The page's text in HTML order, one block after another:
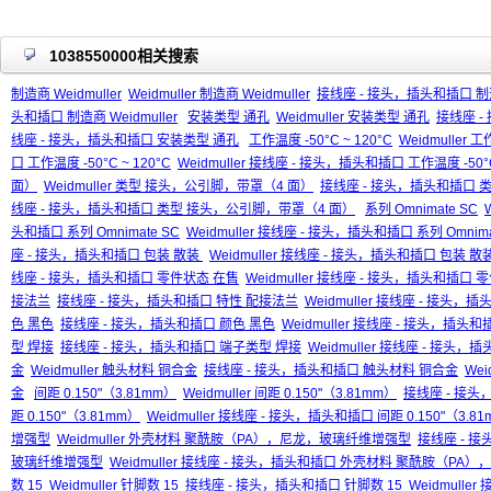
1038550000相关搜索
制造商 Weidmuller Weidmuller 制造商 Weidmuller 接线座 - 接头，插头和插口
头和插口 制造商 Weidmuller
安装类型 通孔 Weidmuller 安装类型 通孔 接线座 -
线座 - 接头，插头和插口 安装类型 通孔
工作温度 -50°C ~ 120°C Weidmuller 工
口 工作温度 -50°C ~ 120°C Weidmuller 接线座 - 接头，插头和插口 工作温度 -
面）
Weidmuller 类型 接头，公引脚，带罩（4 面）
接线座 - 接头，插头和插口
线座 - 接头，插头和插口 类型 接头，公引脚，带罩（4 面）
系列 Omnimate SC
头和插口 系列 Omnimate SC Weidmuller 接线座 - 接头，插头和插口 系列
座 - 接头，插头和插口 包装 散装
Weidmuller 接线座 - 接头，插头和插口 包装 散
线座 - 接头，插头和插口 零件状态 在售 Weidmuller 接线座 - 接头，插头和插口
接法兰 接线座 - 接头，插头和插口 特性 配接法兰 Weidmuller 接线座 - 接头，插
色 黑色 接线座 - 接头，插头和插口 颜色 黑色 Weidmuller 接线座 - 接头，插头和
型 焊接 接线座 - 接头，插头和插口 端子类型 焊接 Weidmuller 接线座 - 接头，插
金 Weidmuller 触头材料 铜合金 接线座 - 接头，插头和插口 触头材料 铜合金
金
间距 0.150"（3.81mm） Weidmuller 间距 0.150"（3.81mm）
接线座 - 接头
距 0.150"（3.81mm）
Weidmuller 接线座 - 接头，插头和插口 间距 0.150"（
增强型 Weidmuller 外壳材料 聚酰胺（PA），尼龙，玻璃纤维增强型 接线座 - 接
玻璃纤维增强型 Weidmuller 接线座 - 接头，插头和插口 外壳材料 聚酰胺（PA）
数 15 Weidmuller 针脚数 15 接线座 - 接头，插头和插口 针脚数 15 Weidmuller